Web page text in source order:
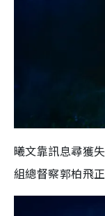
曦文靠訊息尋獲
組總督察郭柏飛